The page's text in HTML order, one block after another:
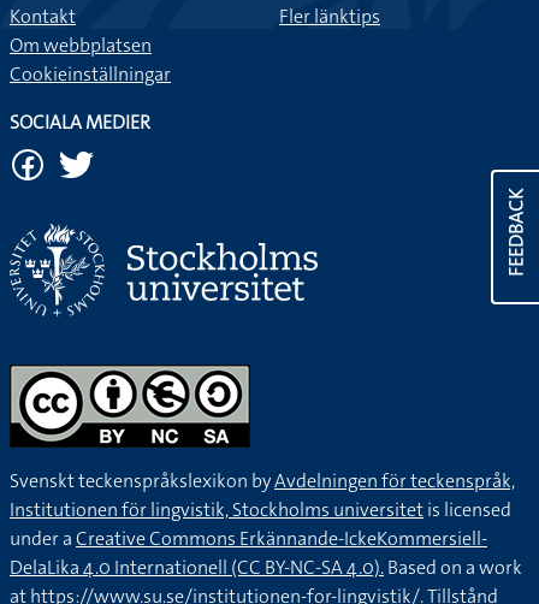
FEEDBACK
Kontakt
Om webbplatsen
Cookieinställningar
Fler länktips
SOCIALA MEDIER
Svenskt teckenspråkslexikon byAvdelningen för teckenspråk,
Institutionen för lingvistik, Stockholms universitetis licensed
under aCreative Commons Erkännande-IckeKommersiell-
DelaLika 4.0 Internationell (CC BY-NC-SA 4.0).Based on a work
athttps://www.su.se/institutionen-for-lingvistik/. Tillstånd